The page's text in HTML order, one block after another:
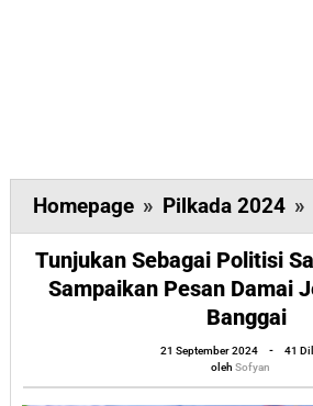
Homepage » Pilkada 2024 »
Tunjukan Sebagai Politisi
Sampaikan Pesan Damai
Banggai
21 September 2024
oleh
Sofyan
-
41
oleh Sofyan